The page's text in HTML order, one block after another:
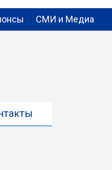
СМИ и Медиа